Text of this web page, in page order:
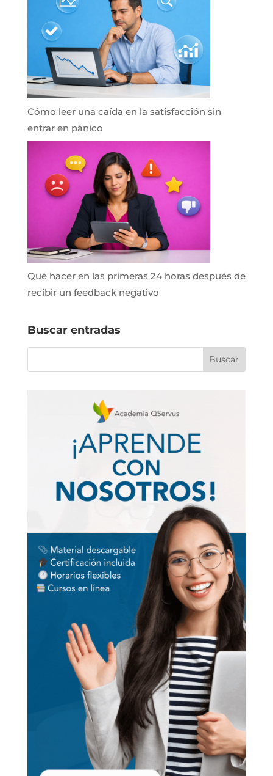
Cómo leer una caída en la satisfacción sin
entrar en pánico
Qué hacer en las primeras 24 horas después de
recibir un feedback negativo
Buscar entradas